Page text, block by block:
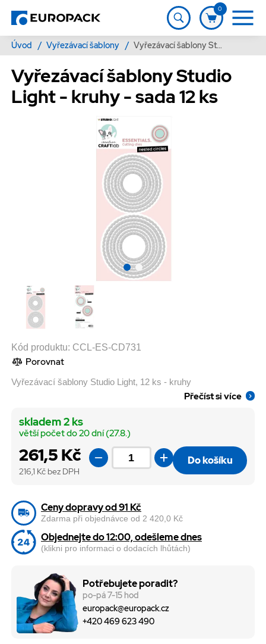
0
Úvod / Vyřezávací šablony / Vyřezávací šablony Studio Light - kruhy - sada 12 ks
Vyřezávací šablony Studio
Light - kruhy - sada 12 ks
Kód produktu: CCL-ES-CD731
Porovnat
Vyřezávací šablony Studio Light, 12 ks - kruhy
Přečíst si více
261,5 Kč
216,1 Kč bez DPH
skladem 2 ks
větší počet do 20 dní (27.8.)
Do košíku
Ceny dopravy od 91 Kč
Zdarma při objednávce od 2 420,0 Kč
Objednejte do 12:00, odešleme dnes
(klikni pro informaci o dodacích lhůtách)
Potřebujete poradit?
po-pá 7-15 hod
europack@europack.cz
+420 469 623 490